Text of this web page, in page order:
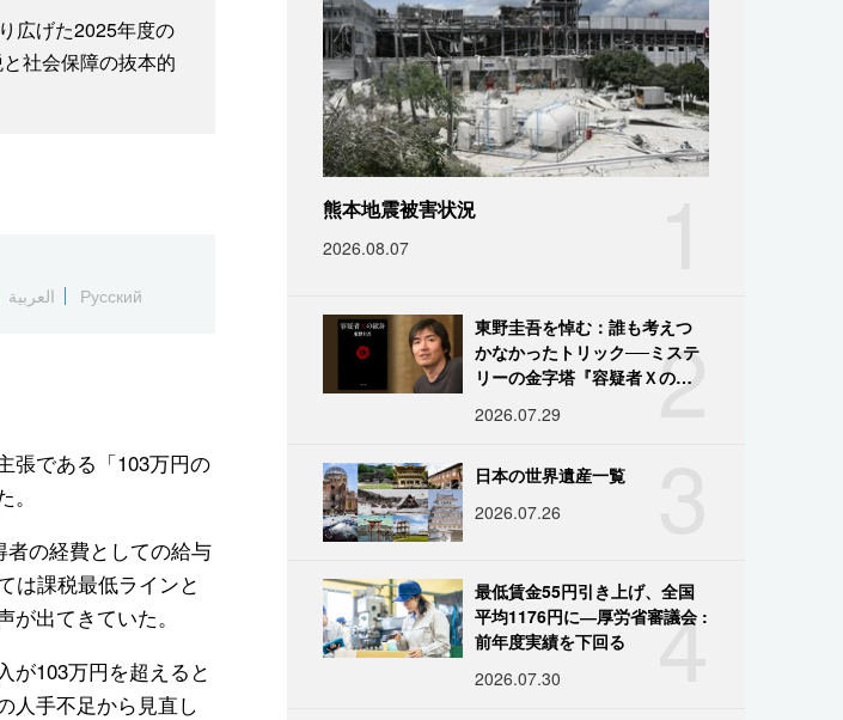
広げた2025年度の
社会保障の抜本的
العربية Русский
張である「103万円の
の経費としての給与
は課税最低ラインと
出てきていた。
が103万円を超えると
人手不足から見直し
熊本地震被害状況
2026.08.07
2
東野圭吾を悼む：誰も考えつ
かなかったトリック──ミステ
リーの金字塔『容疑者Ｘの献
2026.07.29
日本の世界遺産一覧
2026.07.26
4
最低賃金55円引き上げ、全国
平均1176円に―厚労省審議会 :
前年度実績を下回る
2026.07.30